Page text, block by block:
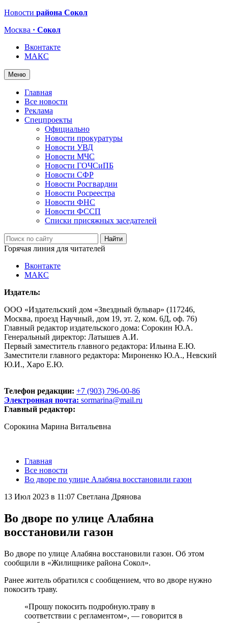
Новости района Сокол
Москва · Сокол
Вконтакте
МАКС
Меню
Главная
Все новости
Реклама
Спецпроекты
Официально
Новости прокуратуры
Новости УВД
Новости МЧС
Новости ГОЧСиПБ
Новости СФР
Новости Росгвардии
Новости Росреестра
Новости ФНС
Новости ФССП
Списки присяжных заседателей
Горячая линия для читателей
Вконтакте
МАКС
Издатель:
ООО «Издательский дом «Звездный бульвар» (117246,
Москва, проезд Научный, дом 19, эт. 2, ком. 6Д, оф. 76)
Главный редактор издательского дома: Сорокин Ю.А.
Генеральный директор: Латышев А.И.
Первый заместитель главного редактора: Ильина Е.Ю.
Заместители главного редактора: Мироненко Ю.А., Невский
Ю.И., Харо Е.Ю.
Телефон редакции: +7 (903) 796-00-86
Электронная почта: sormarina@mail.ru
Главный редактор:
Сорокина Марина Витальевна
Главная
Все новости
Во дворе по улице Алабяна восстановили газон
13 Июл 2023 в 11:07 Светлана Дрянова
Во дворе по улице Алабяна
восстановили газон
Во дворе по улице Алабяна восстановили газон. Об этом
сообщили в «Жилищнике района Сокол».
Ранее житель обратился с сообщением, что во дворе нужно
покосить траву.
«Прошу покосить подробную.траву в
соответствии с регламентом», — говорится в